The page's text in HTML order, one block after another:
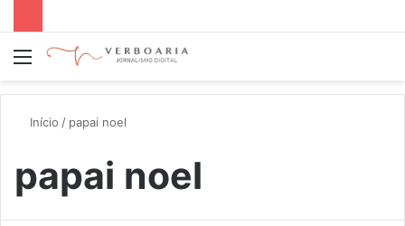
Menu
Início / papai noel
papai noel